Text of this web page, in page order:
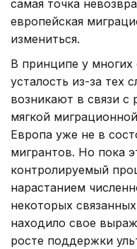
самая точка
европейская
измениться.
В принципе у многих
усталость из-за тех
возникают в связи с
мягкой
Европа уже не в
мигрантов. Но пока
контролируемый
нарастанием
некоторых
находило свое
росте поддержки